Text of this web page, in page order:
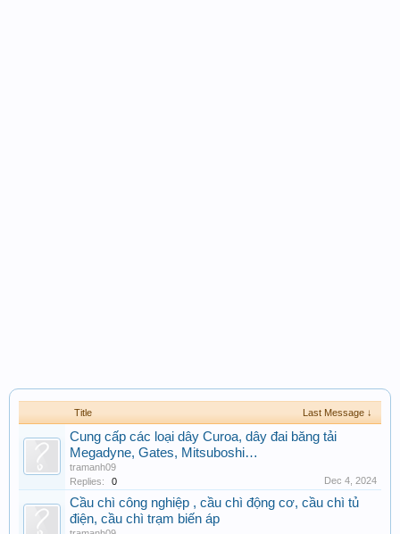
Title Last Message ↓
Cung cấp các loại dây Curoa, dây đai băng tải
Megadyne, Gates, Mitsuboshi…
tramanh09
Replies:
0 Dec 4, 2024
Cầu chì công nghiệp , cầu chì động cơ, cầu chì tủ
điện, cầu chì trạm biến áp